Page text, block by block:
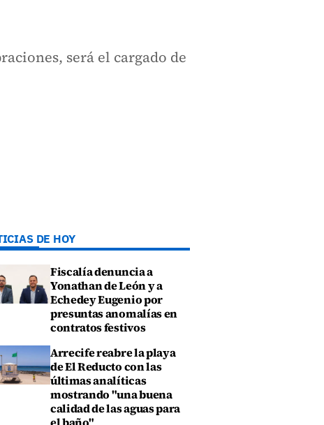
será el cargado de
DE HOY
Fiscalía denuncia a
Yonathan de León y a
Echedey Eugenio por
presuntas anomalías en
contratos festivos
Arrecife reabre la playa
de El Reducto con las
últimas analíticas
mostrando "una buena
calidad de las aguas para